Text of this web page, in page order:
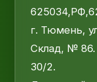
г. Тюмень,
Склад, №
30/2.